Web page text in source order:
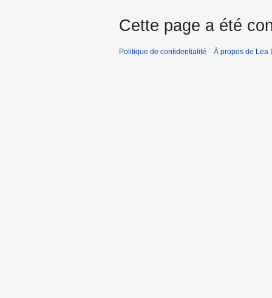
Cette page a été
Politique de confidentialité À propos de Lea